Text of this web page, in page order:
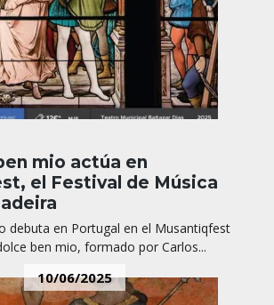
mio actúa en
el Festival de Música
debuta en Portugal en el Musantiqfest
ben mio, formado por Carlos...
10/06/2025